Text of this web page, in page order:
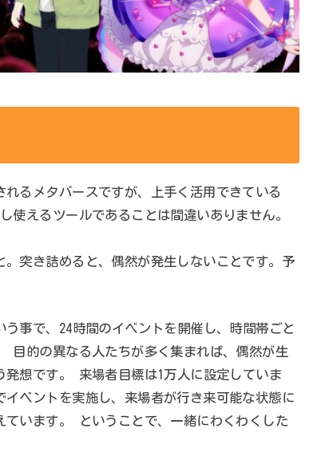
るメタバースですが、上手く活用できている
えるツールであることは間違いありません。
突き詰めると、偶然が発生しないことです。予
事で、24時間のイベントを開催し、時間帯ごと
目的の異なる人たちが多く集まれば、偶然が生
想です。 来場者目標は1万人に設定していま
ベントを実施し、来場者が行き来可能な状態に
います。 ということで、一緒にわくわくした